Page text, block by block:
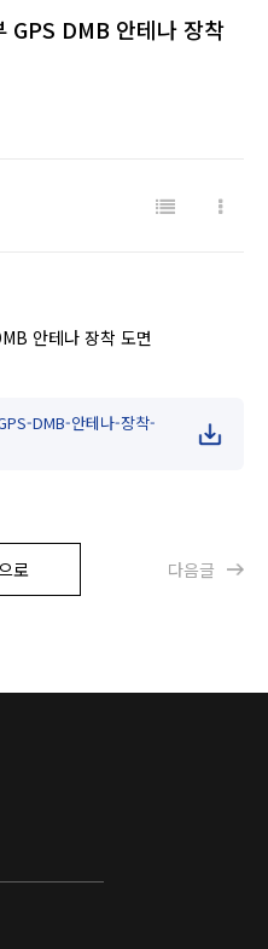
GPS DMB 안테나 장착
안테나 장착 도면
DMB-안테나-장착-
로 다음글